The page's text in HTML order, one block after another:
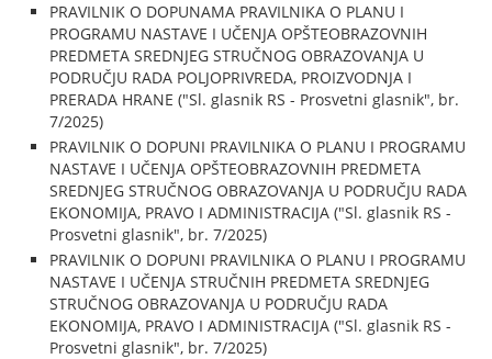
PRAVILNIK O DOPUNAMA PRAVILNIKA O PLANU I
PROGRAMU NASTAVE I UČENJA OPŠTEOBRAZOVNIH
PREDMETA SREDNJEG STRUČNOG OBRAZOVANJA U
PODRUČJU RADA POLJOPRIVREDA, PROIZVODNJA I
PRERADA HRANE ("Sl. glasnik RS - Prosvetni glasnik", br.
7/2025)
PRAVILNIK O DOPUNI PRAVILNIKA O PLANU I PROGRAMU
NASTAVE I UČENJA OPŠTEOBRAZOVNIH PREDMETA
SREDNJEG STRUČNOG OBRAZOVANJA U PODRUČJU RADA
EKONOMIJA, PRAVO I ADMINISTRACIJA ("Sl. glasnik RS -
Prosvetni glasnik", br. 7/2025)
PRAVILNIK O DOPUNI PRAVILNIKA O PLANU I PROGRAMU
NASTAVE I UČENJA STRUČNIH PREDMETA SREDNJEG
STRUČNOG OBRAZOVANJA U PODRUČJU RADA
EKONOMIJA, PRAVO I ADMINISTRACIJA ("Sl. glasnik RS -
Prosvetni glasnik", br. 7/2025)